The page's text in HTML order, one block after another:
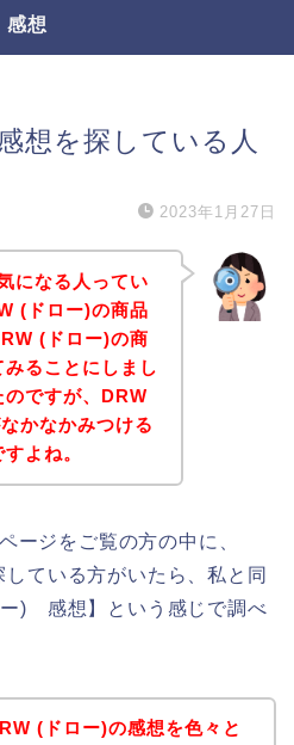
感想
想を探している人
2023年1月27日
になる人ってい
(ドロー)の商品
(ドロー)の商
ることにしまし
ですが、DRW
かなかみつける
よね。
ージをご覧の方の中に、
ている方がいたら、私と同
) 感想】という感じで調べ
(ドロー)の感想を色々と